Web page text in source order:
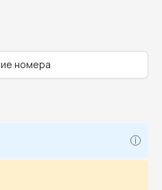
номера